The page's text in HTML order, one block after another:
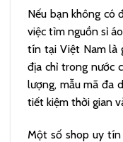
Nếu bạn không có
việc tìm nguồn sỉ
tín tại Việt Nam là
địa chỉ trong nước
lượng, mẫu mã đa
tiết kiệm thời gian
Một số shop uy tín